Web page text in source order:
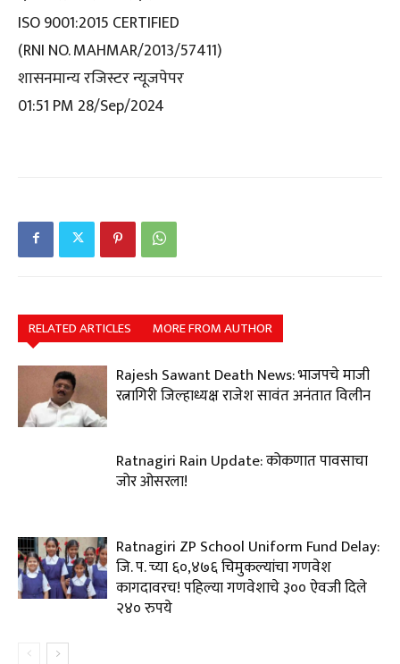
ISO 9001:2015 CERTIFIED
(RNI NO. MAHMAR/2013/57411)
शासनमान्य रजिस्टर न्यूजपेपर
01:51 PM 28/Sep/2024
RELATED ARTICLES MORE FROM AUTHOR
Rajesh Sawant Death News: भाजपचे माजी
रत्नागिरी जिल्हाध्यक्ष राजेश सावंत अनंतात विलीन
Ratnagiri Rain Update: कोकणात पावसाचा
जोर ओसरला!
Ratnagiri ZP School Uniform Fund Delay:
जि. प. च्या ६०,४७६ चिमुकल्यांचा गणवेश
कागदावरच! पहिल्या गणवेशाचे ३०० ऐवजी दिले
२४० रुपये